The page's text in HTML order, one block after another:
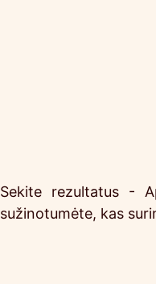
Sekite rezultatus -
sužinotumėte, kas